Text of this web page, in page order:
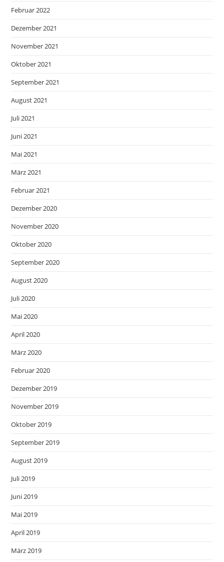
Februar 2022
Dezember 2021
November 2021
Oktober 2021
September 2021
August 2021
Juli 2021
Juni 2021
Mai 2021
März 2021
Februar 2021
Dezember 2020
November 2020
Oktober 2020
September 2020
August 2020
Juli 2020
Mai 2020
April 2020
März 2020
Februar 2020
Dezember 2019
November 2019
Oktober 2019
September 2019
August 2019
Juli 2019
Juni 2019
Mai 2019
April 2019
März 2019